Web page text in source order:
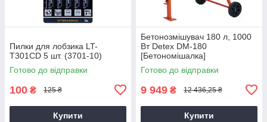
Пилки для лобзика LT-
T301CD 5 шт. (3701-10)
Готово до відправки
100 ₴ 125 ₴
Купити
Бетонозмішувач 180 л, 1000
Вт Detex DM-180
[Бетономішалка]
Готово до відправки
9 949 ₴ 12 436,25 ₴
Купити